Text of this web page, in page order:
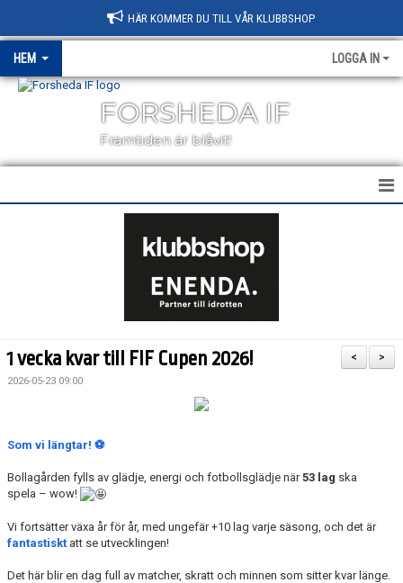
HÄR KOMMER DU TILL VÅR KLUBBSHOP
HEM LOGGA IN
FORSHEDA IF
Framtiden är blåvit!
BLI SPONSOR
MÄNNISKORNA BAKOM FÖRENINGEN
MATCHER
GALLERI
>
<
1 vecka kvar till FIF Cupen 2026!
2026-05-23 09:00
Som vi längtar! ⚽️
Bollagården fylls av glädje, energi och fotbollsglädje när53 lag ska
spela – wow!
Vi fortsätter växa år för år, med ungefär +10 lag varje säsong, och det är
fantastiskt att se utvecklingen!
Det här blir en dag full av matcher, skratt och minnen som sitter kvar länge.